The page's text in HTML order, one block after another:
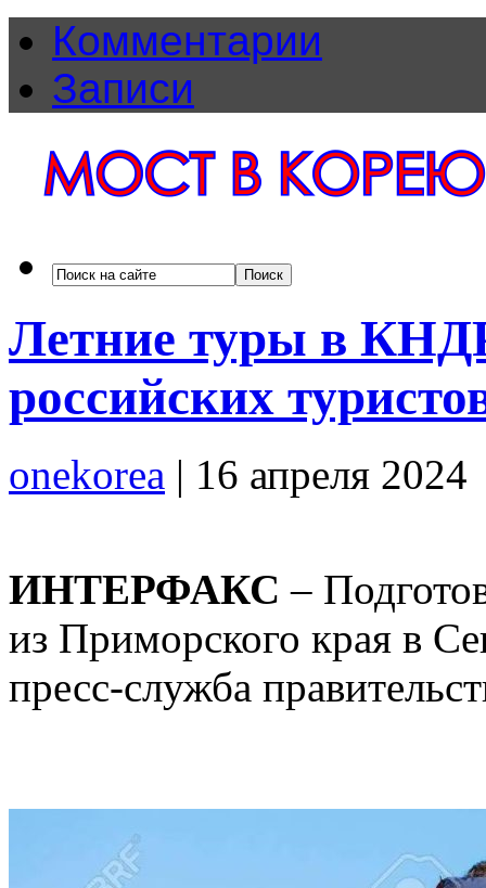
Комментарии
Записи
Летние туры в
российских
onekorea | 16 апреля 2024
ИНТЕРФАКС –
из Приморского края в
пресс-служба